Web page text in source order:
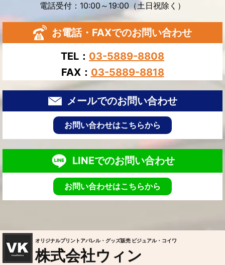
電話受付：10:00～19:00（土日祝除く）
お電話・FAXでのお問い合わせ
TEL： 03-5889-8808
FAX： 03-5889-8818
メールでのお問い合わせ
お問い合わせはこちらから
LINEでのお問い合わせ
お問い合わせはこちらから
オリジナルプリントアパレル・グッズ販売 ビジュアル・コイワ
株式会社ウィン